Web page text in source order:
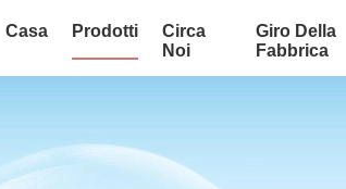
Casa Prodotti
Circa
Noi
Giro Della
Fabbrica